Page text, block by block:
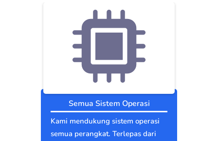
Semua Sistem Operasi
Kami mendukung sistem operasi
semua perangkat. Terlepas dari